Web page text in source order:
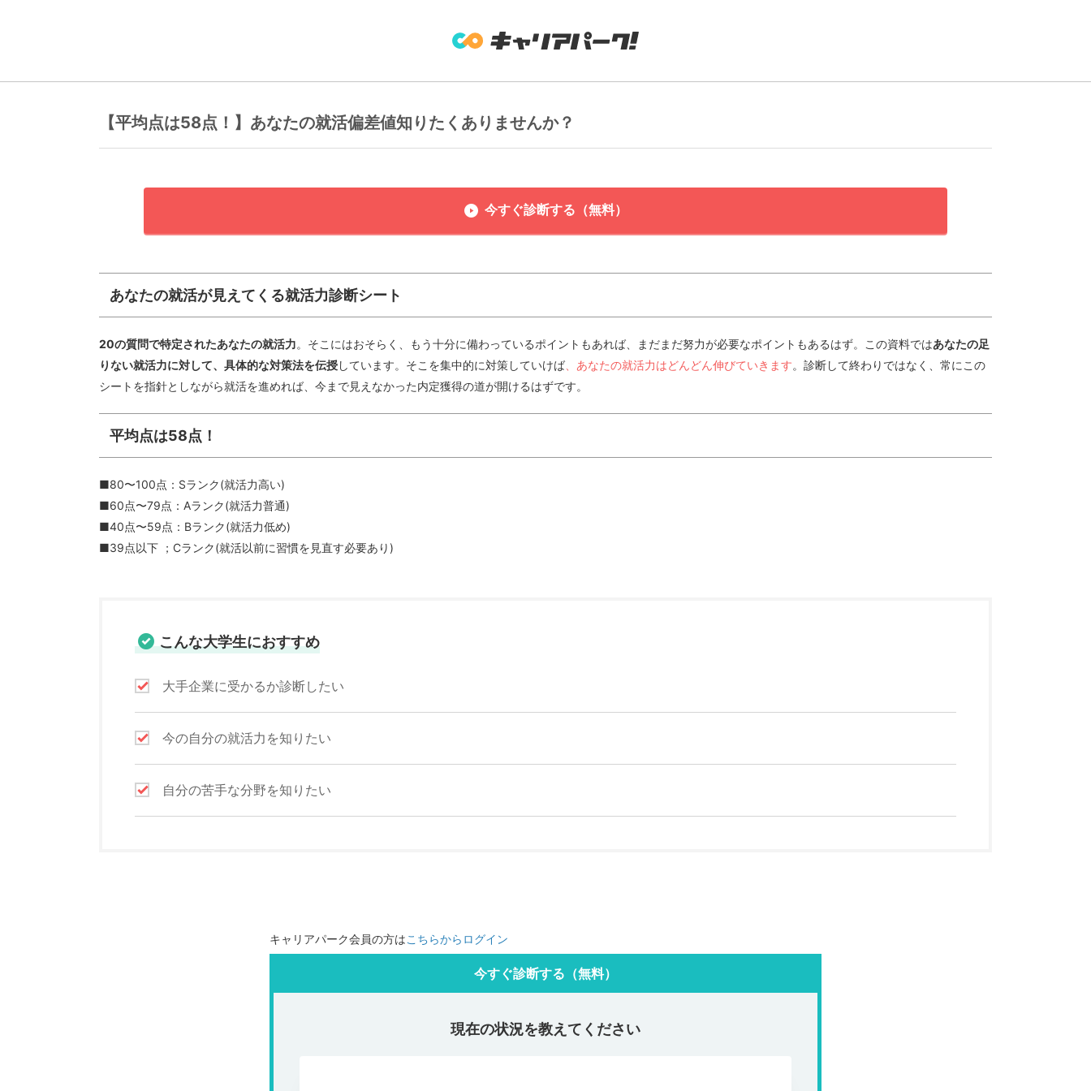
【平均点は58点！】あなたの就活偏差値知りたくありませんか？
今すぐ診断する（無料）
あなたの就活が見えてくる就活力診断シート
20の質問で特定されたあなたの就活力。そこにはおそらく、もう十分に備わっているポイントもあれば、まだまだ努力が必要なポイントもあるはず。この資料ではあなたの足
りない就活力に対して、具体的な対策法を伝授しています。そこを集中的に対策していけば 、あなたの就活力はどんどん伸びていきます。診断して終わりではなく、常にこの
シートを指針としながら就活を進めれば、今まで見えなかった内定獲得の道が開けるはずです。
平均点は58点！
■80〜100点：Sランク(就活力高い)
■60点〜79点：Aランク(就活力普通)
■40点〜59点：Bランク(就活力低め)
■39点以下 ；Cランク(就活以前に習慣を見直す必要あり)
こんな大学生におすすめ
大手企業に受かるか診断したい
今の自分の就活力を知りたい
自分の苦手な分野を知りたい
キャリアパーク会員の方はこちらからログイン
今すぐ診断する（無料）
現在の状況を教えてください